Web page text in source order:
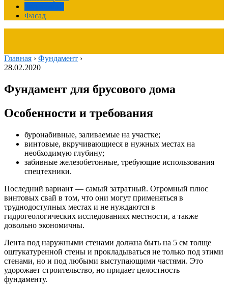
Фасад
Главная › Фундамент ›
28.02.2020
Фундамент для брусового дома
Особенности и требования
буронабивные, заливаемые на участке;
винтовые, вкручивающиеся в нужных местах на
необходимую глубину;
забивные железобетонные, требующие использования
спецтехники.
Последний вариант — самый затратный. Огромный плюс
винтовых свай в том, что они могут применяться в
труднодоступных местах и не нуждаются в
гидрогеологических исследованиях местности, а также
довольно экономичны.
Лента под наружными стенами должна быть на 5 см толще
оштукатуренной стены и прокладываться не только под этими
стенами, но и под любыми выступающими частями. Это
удорожает строительство, но придает целостность
фундаменту.